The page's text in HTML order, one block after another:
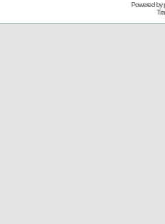
Powered by